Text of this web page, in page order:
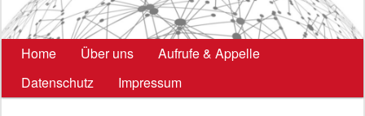
Hauptmenü
Home Über uns
Aufrufe & Appelle
Datenschutz
Impressum